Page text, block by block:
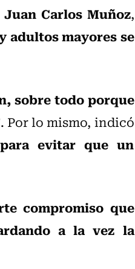
Juan Carlos Muñoz,
adultos mayores se
sobre todo porque
. Por lo mismo, indicó
evitar que un
compromiso que
a la vez la